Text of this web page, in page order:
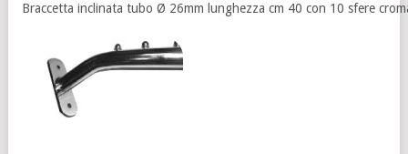
Braccetta inclinata tubo Ø 26mm lunghezza cm 40 con 10 sfere